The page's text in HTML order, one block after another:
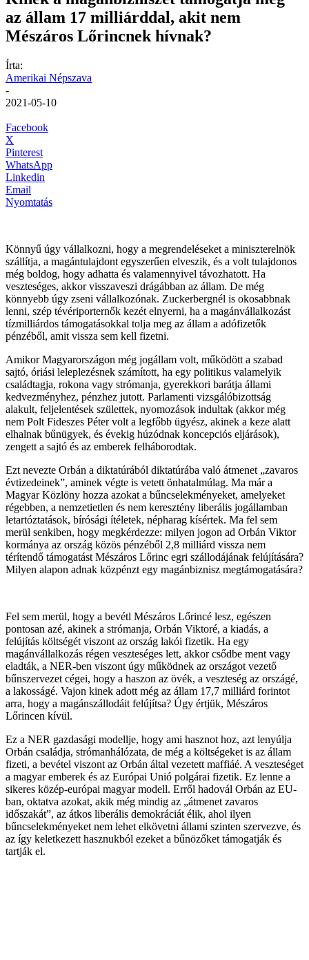
az állam 17 milliárddal, akit nem
Mészáros Lőrincnek hívnak?
Írta:
Amerikai Népszava
-
2021-05-10
Facebook
X
Pinterest
WhatsApp
Linkedin
Email
Nyomtatás
Könnyű úgy vállalkozni, hogy a megrendeléseket a miniszterelnök
szállítja, a magántulajdont egyszerűen elveszik, és a volt tulajdonos
még boldog, hogy adhatta és valamennyivel távozhatott. Ha
veszteséges, akkor visszaveszi drágábban az állam. De még
könnyebb úgy zseni vállalkozónak. Zuckerbergnél is okosabbnak
lenni, szép tévériporternők kezét elnyerni, ha a magánvállalkozást
tízmilliárdos támogatásokkal tolja meg az állam a adófizetők
pénzéből, amit vissza sem kell fizetni.
Amikor Magyarországon még jogállam volt, működött a szabad
sajtó, óriási leleplezésnek számított, ha egy politikus valamelyik
családtagja, rokona vagy strómanja, gyerekkori barátja állami
kedvezményhez, pénzhez jutott. Parlamenti vizsgálóbizottság
alakult, feljelentések születtek, nyomozások indultak (akkor még
nem Polt Fideszes Péter volt a legfőbb ügyész, akinek a keze alatt
elhalnak bűnügyek, és évekig húzódnak koncepciós eljárások),
zengett a sajtó és az emberek felháborodtak.
Ezt nevezte Orbán a diktatúrából diktatúrába való átmenet „zavaros
évtizedeinek”, aminek végte is vetett önhatalmúlag. Ma már a
Magyar Közlöny hozza azokat a bűncselekményeket, amelyeket
régebben, a nemzetietlen és nem keresztény liberális jogállamban
letartóztatások, bírósági ítéletek, népharag kísértek. Ma fel sem
merül senkiben, hogy megkérdezze: milyen jogon ad Orbán Viktor
kormánya az ország közös pénzéből 2,8 milliárd vissza nem
térítendő támogatást Mészáros Lőrinc egri szállodájának felújítására?
Milyen alapon adnak közpénzt egy magánbiznisz megtámogatására?
Fel sem merül, hogy a bevétl Mészáros Lőrincé lesz, egészen
pontosan azé, akinek a strómanja, Orbán Viktoré, a kiadás, a
felújítás költségét viszont az ország lakói fizetik. Ha egy
magánvállalkozás régen veszteséges lett, akkor csődbe ment vagy
eladták, a NER-ben viszont úgy működnek az országot vezető
bűnszervezet cégei, hogy a haszon az övék, a veszteség az országé,
a lakosságé. Vajon kinek adott még az állam 17,7 milliárd forintot
arra, hogy a magánszállodáit felújítsa? Úgy értjük, Mészáros
Lőrincen kívül.
Ez a NER gazdasági modellje, hogy ami hasznot hoz, azt lenyúlja
Orbán családja, strómanhálózata, de még a költségeket is az állam
fizeti, a bevétel viszont az Orbán által vezetett maffiáé. A veszteséget
a magyar emberek és az Európai Unió polgárai fizetik. Ez lenne a
sikeres közép-európai magyar modell. Erről hadovál Orbán az EU-
ban, oktatva azokat, akik még mindig az „átmenet zavaros
időszakát”, az átkos liberális demokráciát élik, ahol ilyen
bűncselekményeket nem lehet elkövetni állami szinten szervezve, és
az így keletkezett hasznukból ezeket a bűnözőket támogatják és
tartják el.